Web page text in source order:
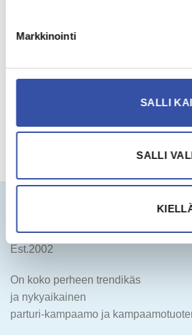
Markkinointi
SALLI
SALLI
KAMPAAMO-MYYMÄLÄ CLIPS
Est.2002
On koko perheen trendikäs
ja nykyaikainen
parturi-kampaamo ja